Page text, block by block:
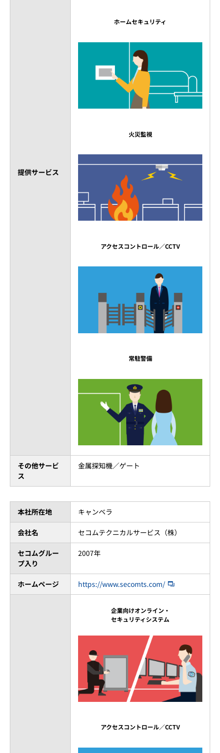
提供サービス
ホームセキュリティ
火災監視
アクセスコントロール／CCTV
常駐警備
その他サービ
ス
金属探知機／ゲート
本社所在地 キャンベラ
会社名 セコムテクニカルサービス（株）
セコムグルー
プ入り
2007年
ホームページ https://www.secomts.com/
企業向けオンライン・
セキュリティシステム
アクセスコントロール／CCTV